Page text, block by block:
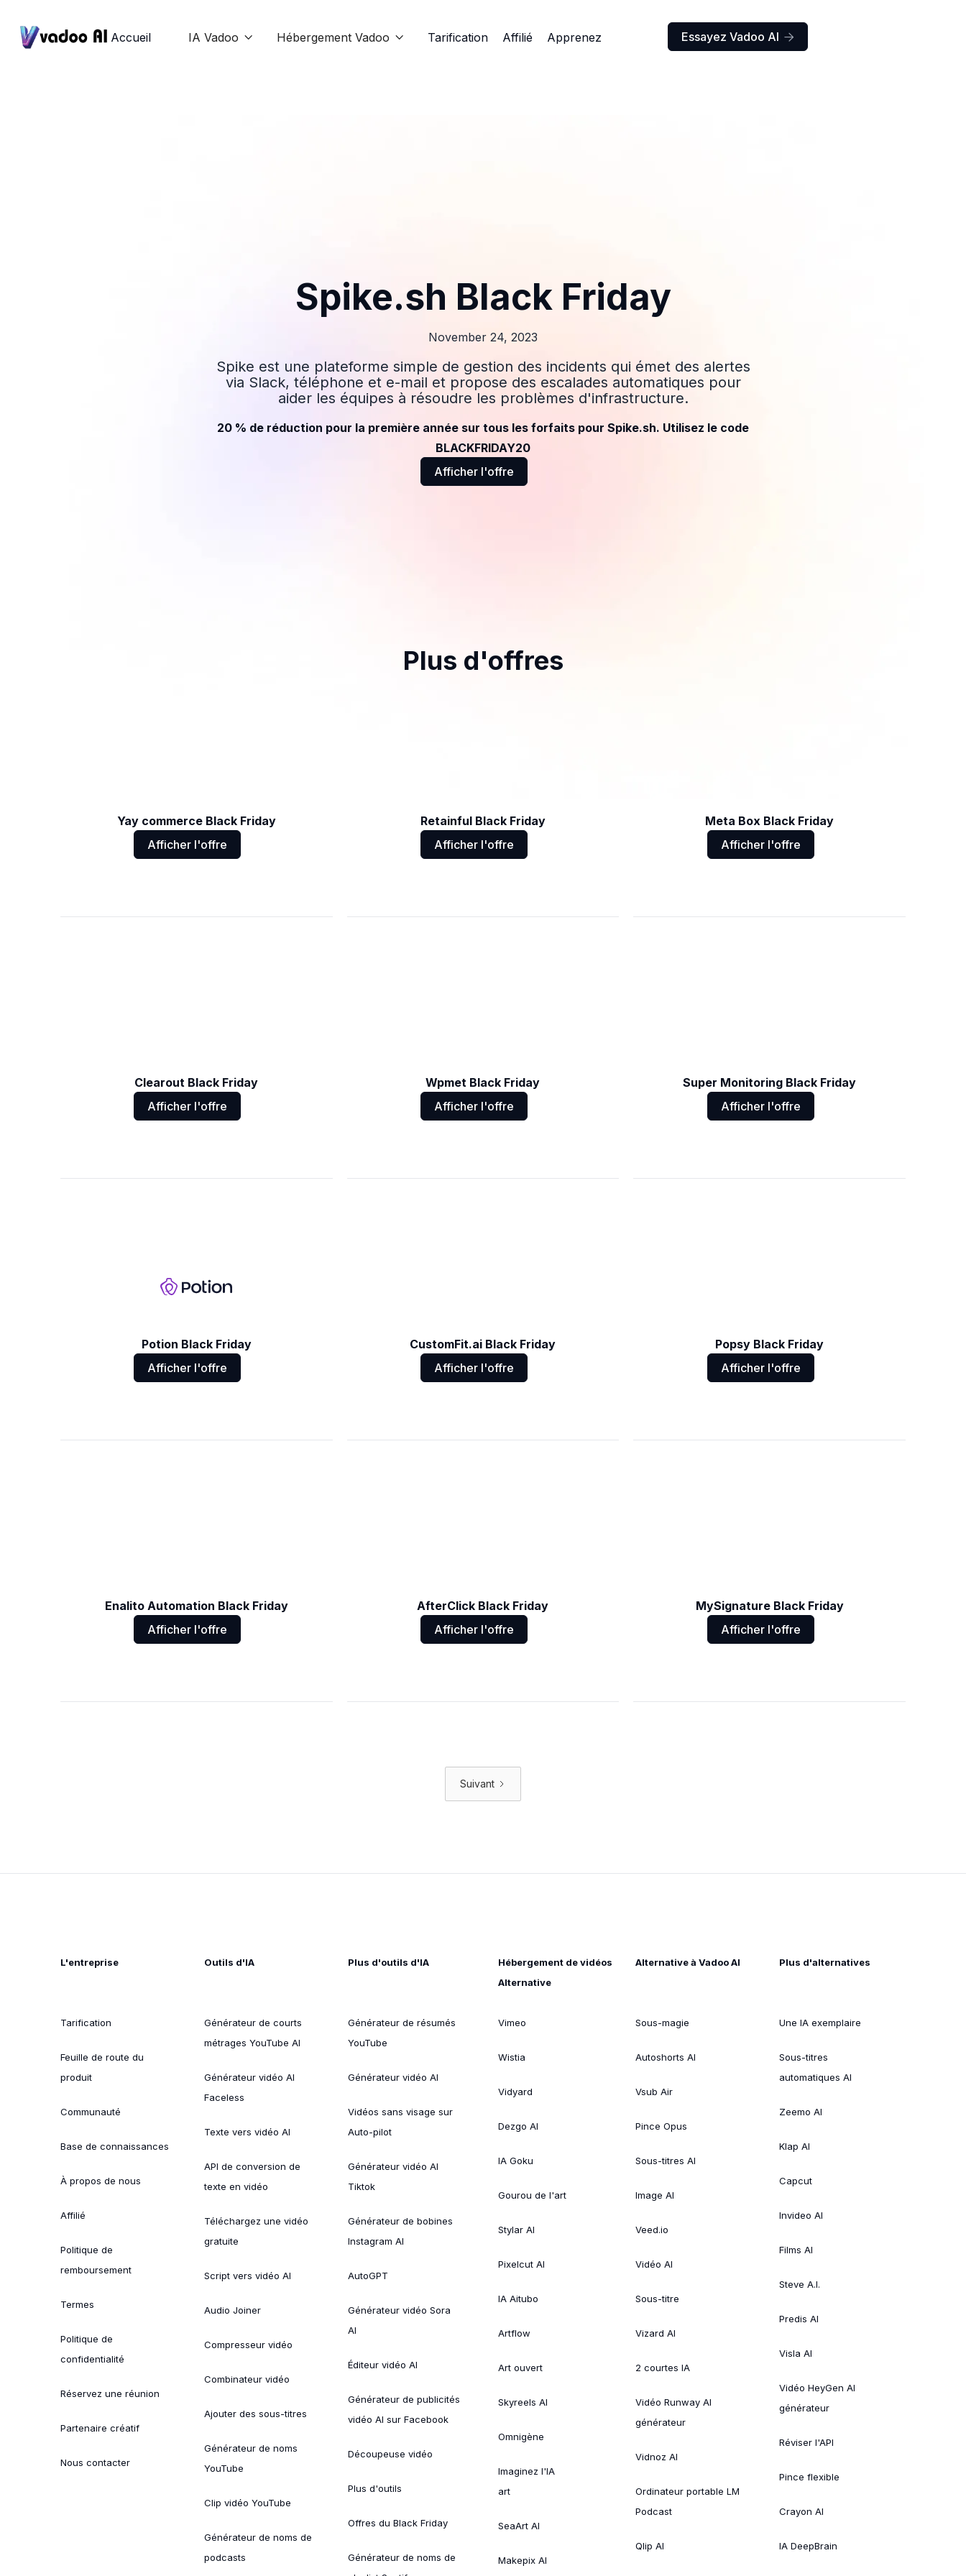
Accueil IA Vadoo  Hébergement Vadoo  Tarification Affilié Apprenez Essayez Vadoo AI 
Spike.sh Black Friday
November 24, 2023
Spike est une plateforme simple de gestion des incidents qui émet des alertes
via Slack, téléphone et e-mail et propose des escalades automatiques pour
aider les équipes à résoudre les problèmes d'infrastructure.
20 % de réduction pour la première année sur tous les forfaits pour Spike.sh. Utilisez le code
BLACKFRIDAY20
Afficher l'offre
Plus d'offres
Yay commerce Black Friday
Afficher l'offre
Retainful Black Friday
Afficher l'offre
Meta Box Black Friday
Afficher l'offre
Clearout Black Friday
Afficher l'offre
Wpmet Black Friday
Afficher l'offre
Super Monitoring Black Friday
Afficher l'offre
Potion Black Friday
Afficher l'offre
CustomFit.ai Black Friday
Afficher l'offre
Popsy Black Friday
Afficher l'offre
Enalito Automation Black Friday
Afficher l'offre
AfterClick Black Friday
Afficher l'offre
MySignature Black Friday
Afficher l'offre
Suivant
L'entreprise
Tarification
Feuille de route du
produit
Communauté
Base de connaissances
À propos de nous
Affilié
Politique de
remboursement
Termes
Politique de
confidentialité
Réservez une réunion
Partenaire créatif
Nous contacter
Outils d'IA
Générateur de courts
métrages YouTube AI
Générateur vidéo AI
Faceless
Texte vers vidéo AI
API de conversion de
texte en vidéo
Téléchargez une vidéo
gratuite
Script vers vidéo AI
Audio Joiner
Compresseur vidéo
Combinateur vidéo
Ajouter des sous-titres
Générateur de noms
YouTube
Clip vidéo YouTube
Générateur de noms de
podcasts
Plus d'outils d'IA
Générateur de résumés
YouTube
Générateur vidéo AI
Vidéos sans visage sur
Auto-pilot
Générateur vidéo AI
Tiktok
Générateur de bobines
Instagram AI
AutoGPT
Générateur vidéo Sora
AI
Éditeur vidéo AI
Générateur de publicités
vidéo AI sur Facebook
Découpeuse vidéo
Plus d'outils
Offres du Black Friday
Générateur de noms de
Hébergement de vidéos
Alternative
Vimeo
Wistia
Vidyard
Dezgo AI
IA Goku
Gourou de l'art
Stylar AI
Pixelcut AI
IA Aitubo
Artflow
Art ouvert
Skyreels AI
Omnigène
Imaginez l'IA
art
SeaArt AI
Makepix AI
Alternative à Vadoo AI
Sous-magie
Autoshorts AI
Vsub Air
Pince Opus
Sous-titres AI
Image AI
Veed.io
Vidéo AI
Sous-titre
Vizard AI
2 courtes IA
Vidéo Runway AI
générateur
Vidnoz AI
Ordinateur portable LM
Podcast
Qlip AI
Plus d'alternatives
Une IA exemplaire
Sous-titres
automatiques AI
Zeemo AI
Klap AI
Capcut
Invideo AI
Films AI
Steve A.I.
Predis AI
Visla AI
Vidéo HeyGen AI
générateur
Réviser l'API
Pince flexible
Crayon AI
IA DeepBrain